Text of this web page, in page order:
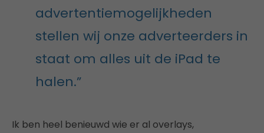
advertentiemogelijkheden
stellen wij onze adverteerders in
staat om alles uit de iPad te
halen.”
Ik ben heel benieuwd wie er al overlays,